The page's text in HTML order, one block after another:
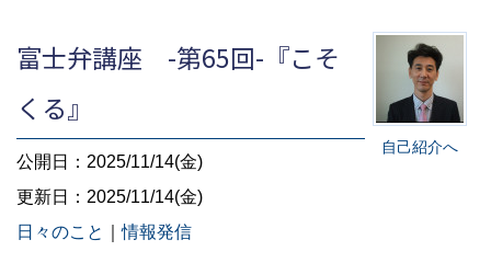
自己紹介へ
富士弁講座 -第65回-『こそ
くる』
公開日：2025/11/14(金)
更新日：2025/11/14(金)
日々のこと
｜情報発信